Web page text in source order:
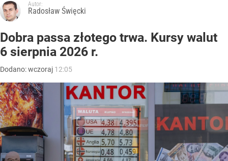
Autor:
Radosław Święcki
Dobra passa złotego trwa. Kursy walut
6 sierpnia 2026 r.
Dodano:wczoraj 12:05